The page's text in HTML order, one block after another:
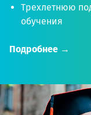
Трехлетнюю
обучения
Подробнее →